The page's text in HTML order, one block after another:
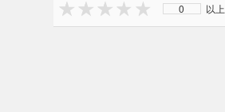
0 以上